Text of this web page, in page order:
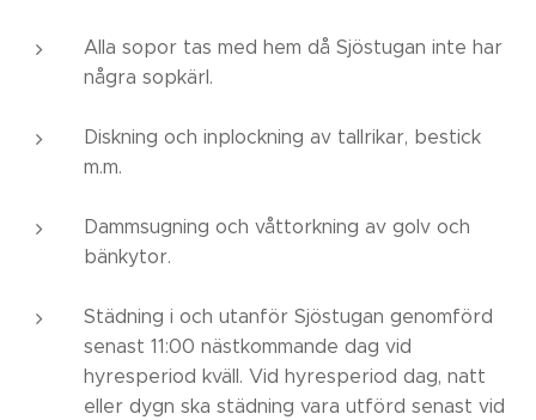
Alla sopor tas med hem då Sjöstugan inte har
några sopkärl.
Diskning och inplockning av tallrikar, bestick
m.m.
Dammsugning och våttorkning av golv och
bänkytor.
Städning i och utanför Sjöstugan genomförd
senast 11:00 nästkommande dag vid
hyresperiod kväll. Vid hyresperiod dag, natt
eller dygn ska städning vara utförd senast vid